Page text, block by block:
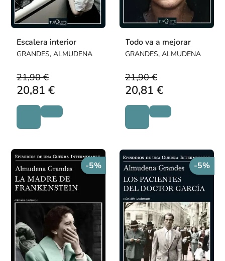
Escalera interior
GRANDES, ALMUDENA
21,90 €
20,81 €
Todo va a mejorar
GRANDES, ALMUDENA
21,90 €
20,81 €
-5% -5%